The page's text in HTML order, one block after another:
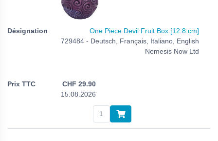
One Piece Devil Fruit Box [12.8 cm]
729484 - Deutsch, Français, Italiano, English
Nemesis Now Ltd
CHF 29.90
15.08.2026